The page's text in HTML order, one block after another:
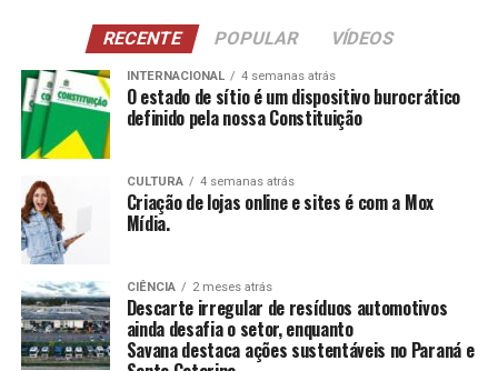
NCI: Atividades para pessoas com 60 anos ou
mais, estimulando a construção e reconstrução de
suas histórias e vivências.
CCAS
: Ambiente de convivência para crianças e
adolescentes, abrangendo desde jogos até cultura
SAICA: Trabalho de cuidado, orientação e proteção
integral a crianças e adolescentes em situação de
CEIS
: Garantia de um ambiente seguro e desafiador
para o desenvolvimento infantil.
RECENTE POPULAR VÍDEOS
INTERNACIONAL 4 semanas atrás
O estado de sítio é um dispositivo burocrático
definido pela nossa Constituição
CULTURA 4 semanas atrás
Criação de lojas online e sites é com a Mox
Mídia.
CIÊNCIA 2 meses atrás
Descarte irregular de resíduos automotivos
ainda desafia o setor, enquanto
Savana destaca ações sustentáveis no Paraná e